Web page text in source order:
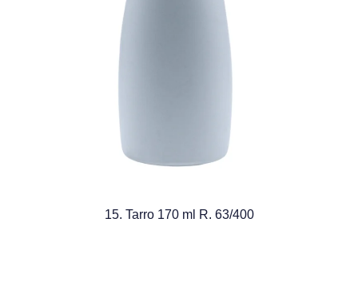
15. Tarro 170 ml R. 63/400